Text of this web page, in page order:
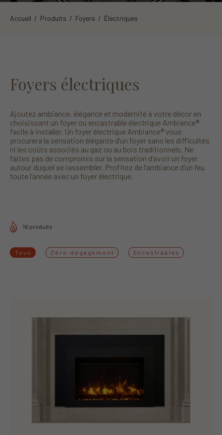
Accueil / Produits / Foyers / Électriques
Foyers électriques
Ajoutez ambiance, élégance et modernité à votre décor en
choisissant un foyer ou encastrable électrique Ambiance®
facile à installer. Un foyer électrique Ambiance® vous
procurera la sensation élégante d’un foyer sans les difficultés
ni les coûts associés au gaz ou au bois traditionnels. Ne
faites pas de compromis sur la sensation d’avoir un foyer
autour duquel se rassembler. Profitez de l’ambiance d’un feu
toute l’année avec un foyer électrique.
16 produits
Tous Zéro-dégagement Encastrables